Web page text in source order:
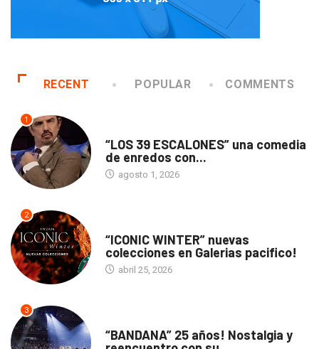
RECENT POPULAR COMMENTS
1
“LOS 39 ESCALONES” una comedia
de enredos con...
agosto 1, 2026
2
“ICONIC WINTER” nuevas
colecciones en Galerias pacifico!
abril 25, 2026
3
“BANDANA” 25 años! Nostalgia y